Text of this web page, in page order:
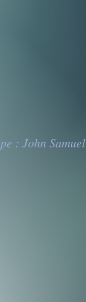
: John Samuel